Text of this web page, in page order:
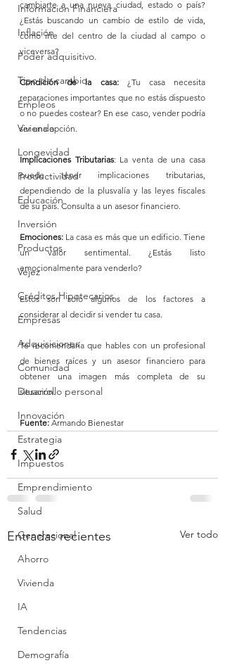
Información Financiera
Inflación
Poder adquisitivo.
Tipo de cambio
Empleos
Vivienda
Longevidad
Productividad
Educación
Inversión
Productos
Vejez
Créditos Hipotecarios
Empresas
Adquisiciones
Comunidad
Desarrollo personal
Innovación
Estrategia
Impuestos
Emprendimiento
Salud
Generacional
Ahorro
Vivienda
IA
Tendencias
Demografía
cambiarte a una nueva ciudad, estado o país?
¿Estás buscando un cambio de estilo de vida,
como irte del centro de la ciudad al campo o
viceversa?
Condición de la casa: ¿Tu casa necesita
reparaciones importantes que no estás dispuesto
o no puedes costear? En ese caso, vender podría
ser una opción.
Implicaciones Tributarias: La venta de una casa
puede tener implicaciones tributarias,
dependiendo de la plusvalía y las leyes fiscales
de su país. Consulta a un asesor financiero.
Emociones: La casa es más que un edificio. Tiene
un valor sentimental. ¿Estás listo
emocionalmente para venderlo?
Estos son solo algunos de los factores a
considerar al decidir si vender tu casa.
Te recomendaría que hables con un profesional
de bienes raíces y un asesor financiero para
obtener una imagen más completa de su
situación.
Fuente: Armando Bienestar
Entradas recientes Ver todo